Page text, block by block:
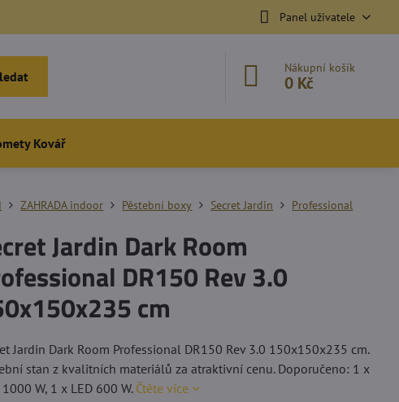
Panel uživatele
Nákupní košík
0 Kč
Kovář
ZAHRADA indoor Pěstební boxy Secret Jardin Professional
Jardin Dark Room
DR150 Rev 3.0
cm
Jardin Dark Room Professional DR150 Rev 3.0 150x150x235 cm.
stan z kvalitních materiálů za atraktivní cenu. Doporučeno: 1 x
1000 W, 1 x LED 600 W.Čtěte více